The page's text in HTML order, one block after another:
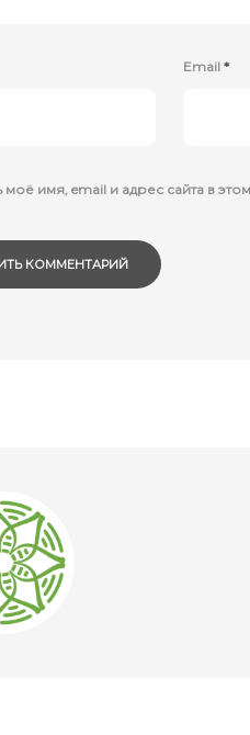
Email *
моё имя, email и адрес сайта в